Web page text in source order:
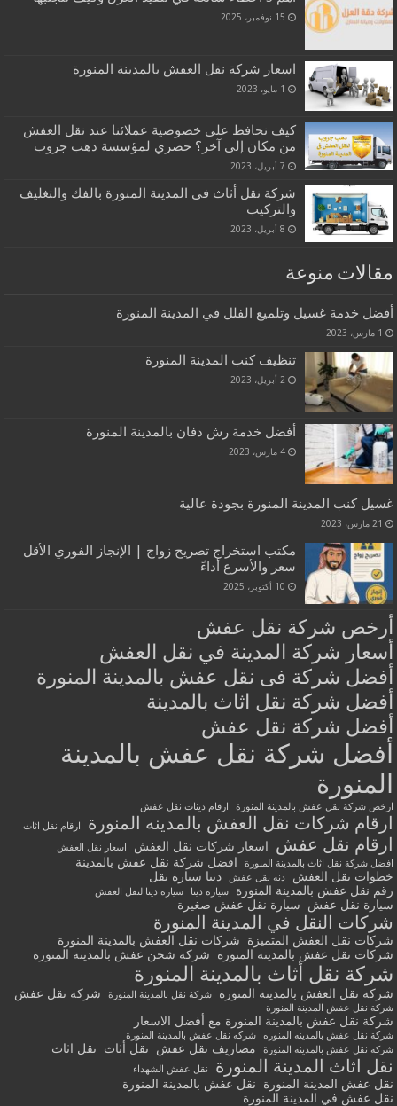
15 نوفمبر، 2025
اسعار شركة نقل العفش بالمدينة المنورة
1 مايو، 2023
كيف نحافظ على خصوصية عملائنا عند نقل العفش
من مكان إلى آخر؟ حصري لمؤسسة دهب جروب
7 أبريل، 2023
شركة نقل أثاث فى المدينة المنورة بالفك والتغليف
والتركيب
8 أبريل، 2023
مقالات منوعة
أفضل خدمة غسيل وتلميع الفلل في المدينة المنورة
1 مارس، 2023
تنظيف كنب المدينة المنورة
2 أبريل، 2023
أفضل خدمة رش دفان بالمدينة المنورة
4 مارس، 2023
غسيل كنب المدينة المنورة بجودة عالية
21 مارس، 2023
مكتب استخراج تصريح زواج | الإنجاز الفوري الأقل
سعر والأسرع أداءً‏
10 أكتوبر، 2025
أرخص شركة نقل عفش
أسعار شركة المدينة في نقل العفش
أفضل شركة فى نقل عفش بالمدينة المنورة
أفضل شركة نقل اثاث بالمدينة
أفضل شركة نقل عفش
أفضل شركة نقل عفش بالمدينة
المنورة
ارخص شركة نقل عفش بالمدينة المنورة ارقام دينات نقل عفش
ارقام شركات نقل العفش بالمدينه المنورة ارقام نقل اثاث
ارقام نقل عفش اسعار شركات نقل العفش
اسعار نقل العفش
افضل شركة نقل اثاث بالمدينة المنورة
افضل شركة نقل عفش بالمدينة
خطوات نقل العفش
دنه نقل عفش
دينا سيارة نقل
رقم نقل عفش بالمدينة المنورة
سيارة دينا سيارة دينا لنقل العفش
سيارة نقل عفش سيارة نقل عفش صغيرة
شركات النقل في المدينة المنورة
شركات نقل العفش المتميزة
شركات نقل العفش بالمدينة المنورة
شركات نقل عفش بالمدينة المنورة
شركة شحن عفش بالمدينة المنورة
شركة نقل أثاث بالمدينة المنورة
شركة نقل العفش بالمدينة المنورة شركة نقل بالمدينة المنورة شركة نقل عفش
شركة نقل عفش المدينة المنورة
شركة نقل عفش بالمدينة المنورة مع أفضل الاسعار
شركة نقل عفش بالمدينه المنوره
شركه نقل عفش بالمدينة المنورة
شركه نقل عفش بالمدينه المنورة
مصاريف نقل عفش نقل أثاث نقل اثاث
نقل اثاث المدينة المنورة نقل عفش الشهداء
نقل عفش المدينة المنورة
نقل عفش بالمدينة المنورة
نقل عفش في المدينة المنورة